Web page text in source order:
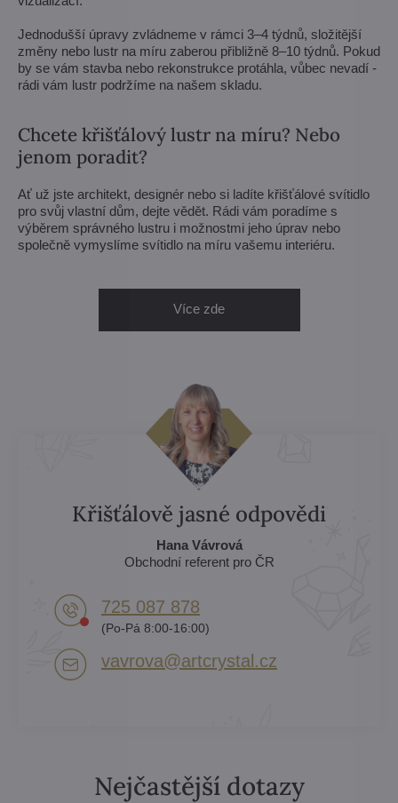
Jednodušší úpravy zvládneme v rámci 3–4 týdnů, složitější
změny nebo lustr na míru zaberou přibližně 8–10 týdnů. Pokud
by se vám stavba nebo rekonstrukce protáhla, vůbec nevadí -
rádi vám lustr podržíme na našem skladu.
Chcete křišťálový lustr na míru? Nebo
jenom poradit?
Ať už jste architekt, designér nebo si ladíte křišťálové svítidlo
pro svůj vlastní dům, dejte vědět. Rádi vám poradíme s
výběrem správného lustru i možnostmi jeho úprav nebo
společně vymyslíme svítidlo na míru vašemu interiéru.
Více zde
Křišťálově jasné odpovědi
Hana Vávrová
Obchodní referent pro ČR
725 087 878​
(Po-Pá 8:00-16:00)
vavrova​@artcrystal​.cz
Nejčastější dotazy